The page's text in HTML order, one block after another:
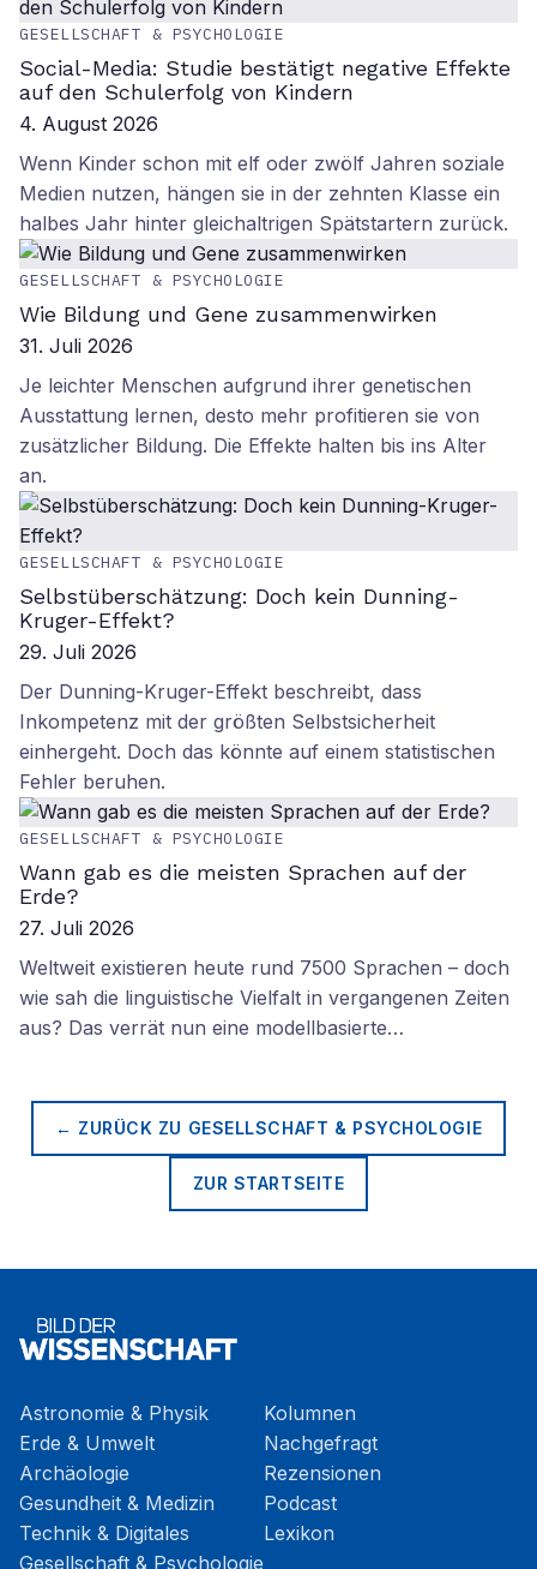
GESELLSCHAFT & PSYCHOLOGIE
Social-Media: Studie bestätigt negative Effekte
auf den Schulerfolg von Kindern
4. August 2026
Wenn Kinder schon mit elf oder zwölf Jahren soziale
Medien nutzen, hängen sie in der zehnten Klasse ein
halbes Jahr hinter gleichaltrigen Spätstartern zurück.
GESELLSCHAFT & PSYCHOLOGIE
Wie Bildung und Gene zusammenwirken
31. Juli 2026
Je leichter Menschen aufgrund ihrer genetischen
Ausstattung lernen, desto mehr profitieren sie von
zusätzlicher Bildung. Die Effekte halten bis ins Alter
an.
GESELLSCHAFT & PSYCHOLOGIE
Selbstüberschätzung: Doch kein Dunning-
Kruger-Effekt?
29. Juli 2026
Der Dunning-Kruger-Effekt beschreibt, dass
Inkompetenz mit der größten Selbstsicherheit
einhergeht. Doch das könnte auf einem statistischen
Fehler beruhen.
GESELLSCHAFT & PSYCHOLOGIE
Wann gab es die meisten Sprachen auf der
Erde?
27. Juli 2026
Weltweit existieren heute rund 7500 Sprachen – doch
wie sah die linguistische Vielfalt in vergangenen Zeiten
aus? Das verrät nun eine modellbasierte…
← ZURÜCK ZU GESELLSCHAFT & PSYCHOLOGIE
ZUR STARTSEITE
Astronomie & Physik
Erde & Umwelt
Archäologie
Gesundheit & Medizin
Technik & Digitales
Gesellschaft & Psychologie
Kolumnen
Nachgefragt
Rezensionen
Podcast
Lexikon